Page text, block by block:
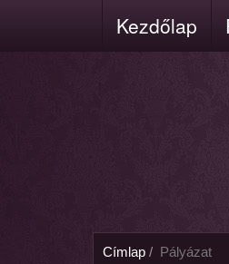
Fő
navigáció
Kezdőlap
Címlap Pályázat